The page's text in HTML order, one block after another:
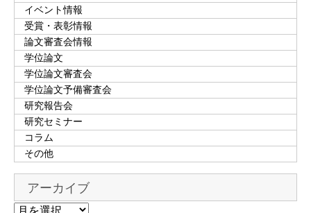
イベント情報
受賞・表彰情報
論文審査会情報
学位論文
学位論文審査会
学位論文予備審査会
研究報告会
研究セミナー
コラム
その他
アーカイブ
ア